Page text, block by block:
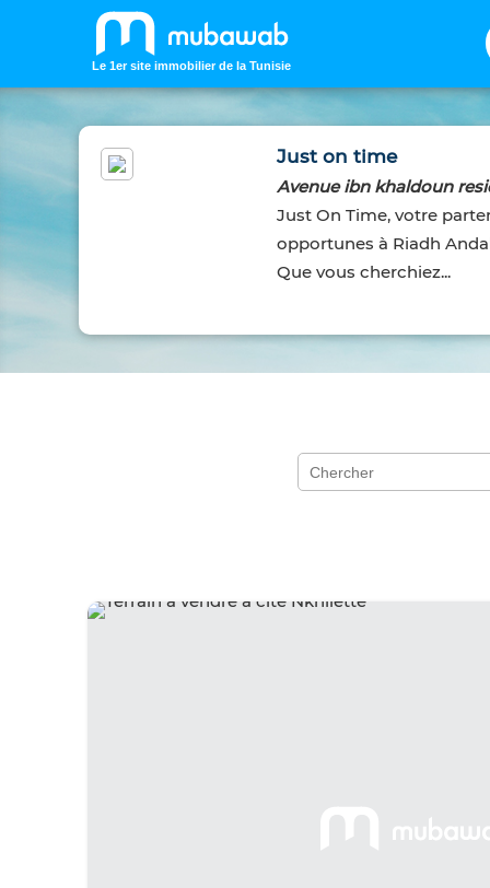
Le 1er site immobilier de la Tunisie
Just on time
Avenue ibn khaldoun
Just On Time, votre
opportunes à Riadh
Que vous cherchiez...